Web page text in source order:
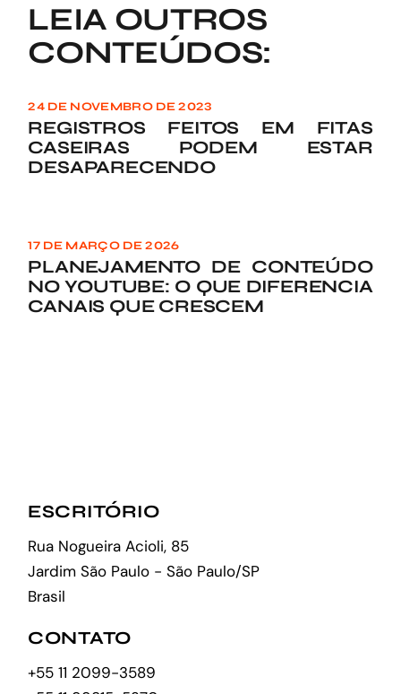
LEIA OUTROS
CONTEÚDOS:
24 DE NOVEMBRO DE 2023
REGISTROS FEITOS EM FITAS
CASEIRAS PODEM ESTAR
DESAPARECENDO
17 DE MARÇO DE 2026
PLANEJAMENTO DE CONTEÚDO
NO YOUTUBE: O QUE DIFERENCIA
CANAIS QUE CRESCEM
ESCRITÓRIO
Rua Nogueira Acioli, 85
Jardim São Paulo - São Paulo/SP
Brasil
CONTATO
+55 11 2099-3589